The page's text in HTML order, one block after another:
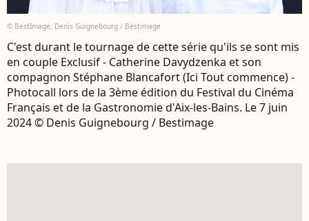
© BestImage, Denis Guignebourg / Bestimage
C'est durant le tournage de cette série qu'ils se sont mis
en couple Exclusif - Catherine Davydzenka et son
compagnon Stéphane Blancafort (Ici Tout commence) -
Photocall lors de la 3ème édition du Festival du Cinéma
Français et de la Gastronomie d'Aix-les-Bains. Le 7 juin
2024 © Denis Guignebourg / Bestimage